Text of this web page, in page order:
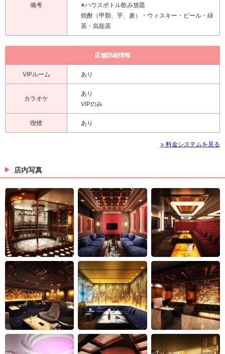
備考
※ハウスボトル飲み放題
焼酎（甲類、芋、麦）・ウィスキー・ビール・緑
茶・烏龍茶
店舗詳細情報
VIPルーム あり
カラオケ
あり
VIPのみ
喫煙 あり
> 料金システムを見る
店内写真